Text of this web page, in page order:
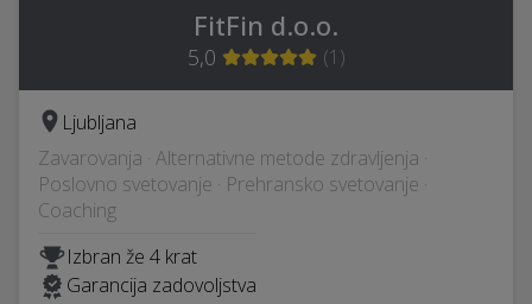
FitFin d.o.o.
5,0 (1 )
Ljubljana
Zavarovanja · Alternativne metode zdravljenja ·
Poslovno svetovanje · Prehransko svetovanje ·
Coaching
Izbran že 4 krat
Garancija zadovoljstva